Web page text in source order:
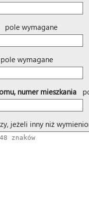
pole wymagane
pole wymagane
numer mieszkania
jeżeli inny niż